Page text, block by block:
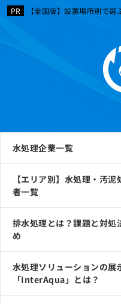
【全国版】設置場所別で
【
水処理企業一覧
【エリア別】水処理・汚泥
者一覧
排水処理とは？課題と対処
め
水処理ソリューションの展
「InterAqua」とは？